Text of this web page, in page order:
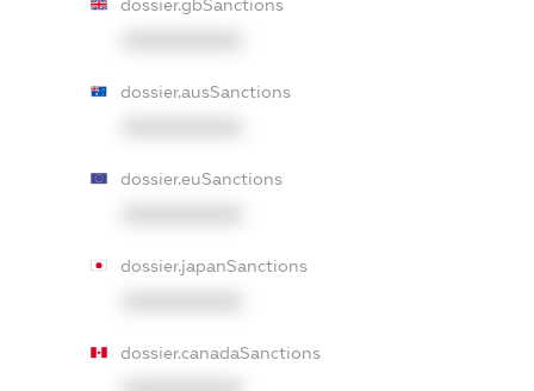
dossier.gbSanctions
dossier.ausSanctions
dossier.euSanctions
dossier.japanSanctions
dossier.canadaSanctions